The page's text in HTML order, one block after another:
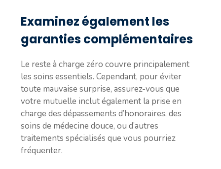
Examinez également les
garanties complémentaires
Le reste à charge zéro couvre principalement
les soins essentiels. Cependant, pour éviter
toute mauvaise surprise, assurez-vous que
votre mutuelle inclut également la prise en
charge des dépassements d’honoraires, des
soins de médecine douce, ou d’autres
traitements spécialisés que vous pourriez
fréquenter.